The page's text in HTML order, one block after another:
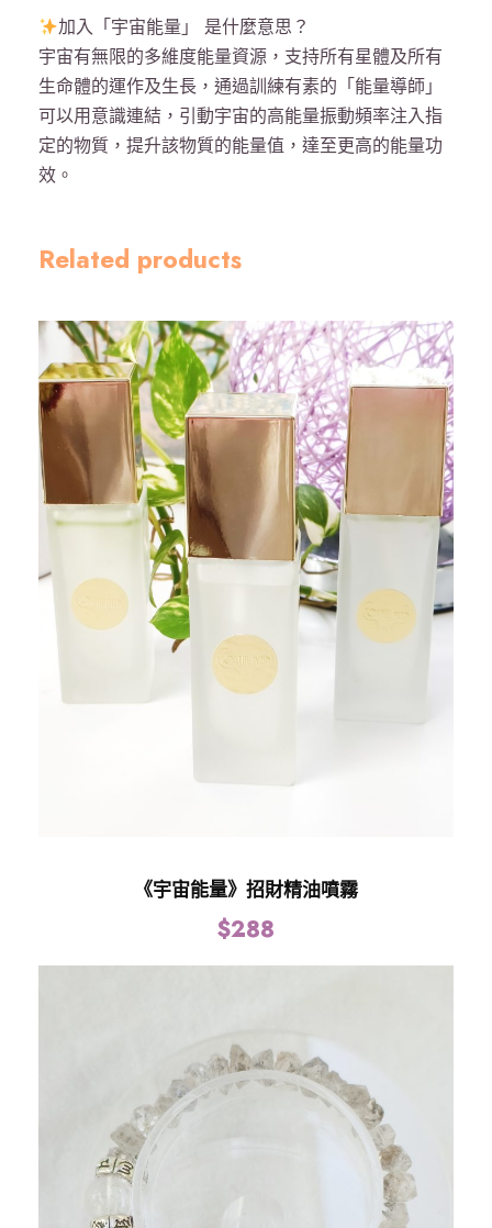
金
珠
手
串
5
m
數
量
加入「宇宙能量」 是什麼意思？
宇宙有無限的多維度能量資源，支持所有星體及所有
生命體的運作及生長，通過訓練有素的「能量導師」
可以用意識連結，引動宇宙的高能量振動頻率注入指
定的物質，提升該物質的能量值，達至更高的能量功
效。
Related products
《宇宙能量》招財精油噴霧
$288